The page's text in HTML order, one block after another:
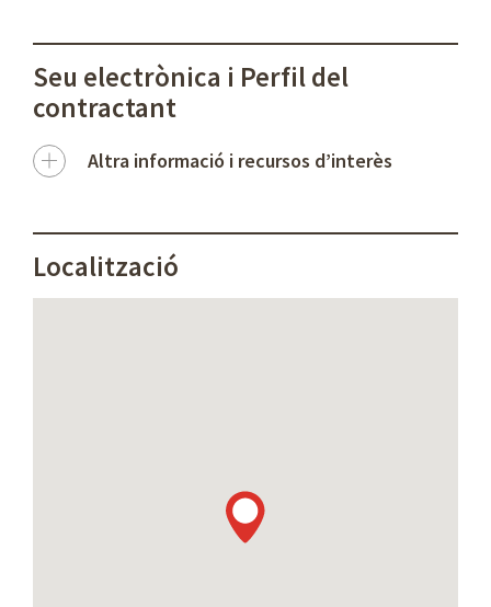
Seu electrònica i Perfil del
contractant
Altra informació i recursos d’interès
Localització